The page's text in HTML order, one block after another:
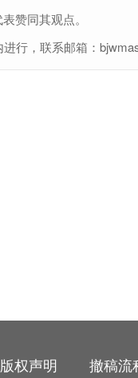
赞同其观点。
行，联系邮箱：
版权声明 撤稿流